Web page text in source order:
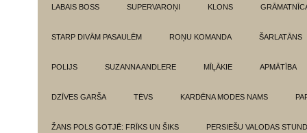
LABAIS BOSS SUPERVAROŅI KLONS
STARP DIVĀM PASAULĒM ROŅU KOMANDA ŠARLATĀNS
POLIJS SUZANNA ANDLERE MĪĻĀKIE APMĀTĪBA
DZĪVES GARŠA TĖVS KARDĒNA MODES NAMS
ŽANS POLS GOTJĒ: FRĪKS UN ŠIKS PERSIEŠU VALODAS